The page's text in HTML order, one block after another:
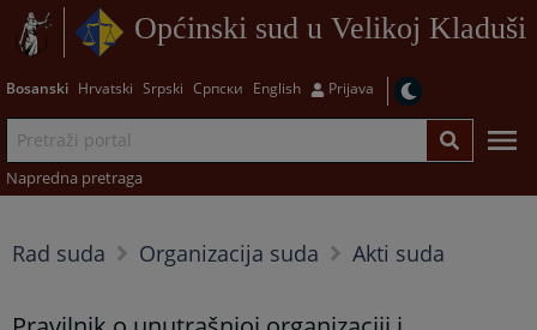
Općinski sud u Velikoj Kladuši
Bosanski Hrvatski Srpski Српски English Prijava
Napredna pretraga
Rad suda Organizacija suda Akti suda